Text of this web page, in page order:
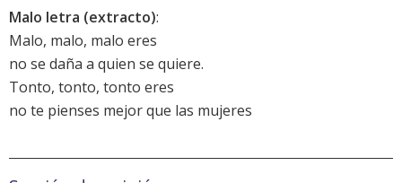
Malo letra (extracto):
Malo, malo, malo eres
no se daña a quien se quiere.
Tonto, tonto, tonto eres
no te pienses mejor que las mujeres